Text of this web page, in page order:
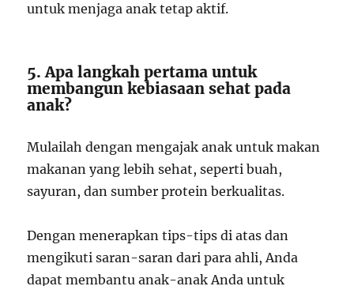
untuk menjaga anak tetap aktif.
5. Apa langkah pertama untuk
membangun kebiasaan sehat pada
anak?
Mulailah dengan mengajak anak untuk makan
makanan yang lebih sehat, seperti buah,
sayuran, dan sumber protein berkualitas.
Dengan menerapkan tips-tips di atas dan
mengikuti saran-saran dari para ahli, Anda
dapat membantu anak-anak Anda untuk